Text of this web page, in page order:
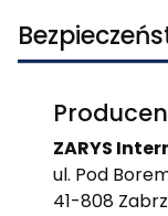
ZARYS
ul. Pod
41-808